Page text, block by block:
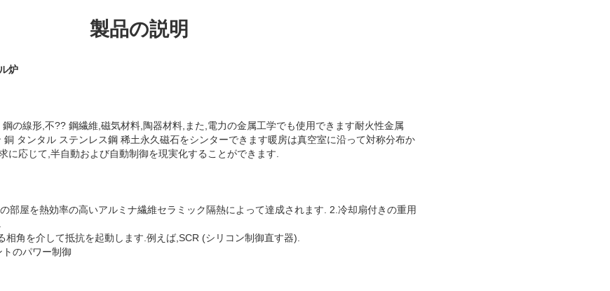
製品の説明
炉
の線形,不?? 鋼繊維,磁気材料,陶器材料,また,電力の金属工学でも使用できます耐火性金属
タンタル ステンレス鋼 稀土永久磁石をシンターできます暖房は真空室に沿って対称分布か
に応じて,半自動および自動制御を現実化することができます.
部屋を熱効率の高いアルミナ繊維セラミック隔熱によって達成されます. 2.冷却扇付きの重用
角を介して抵抗を起動します.例えば,SCR (シリコン制御直す器).
のパワー制御